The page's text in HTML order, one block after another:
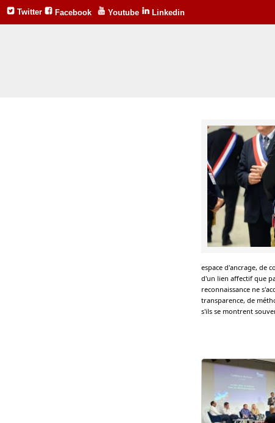
Twitter Facebook Youtube Linkedin
espace d'ancrage, de
d'un lien affectif que
reconnaissance ne
transparence, de
s'ils se montrent